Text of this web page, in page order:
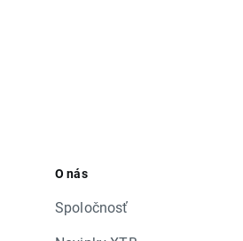
O nás
Spoločnosť